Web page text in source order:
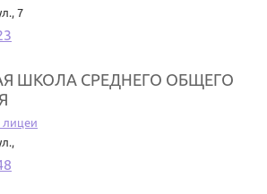
7
ШКОЛА СРЕДНЕГО ОБЩЕГО